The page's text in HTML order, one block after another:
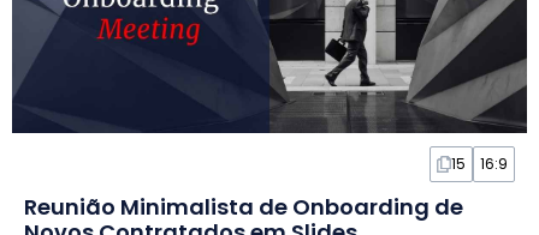
15 16:9
Reunião Minimalista de Onboarding de